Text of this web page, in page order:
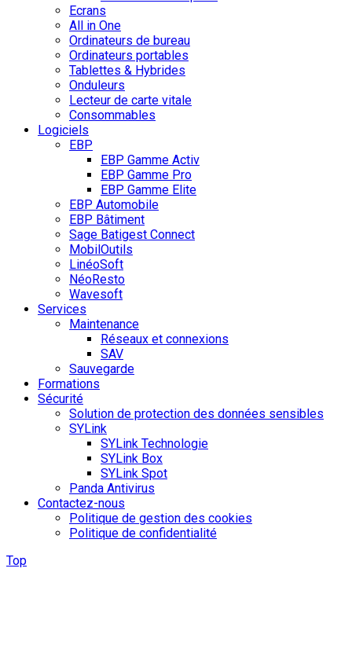
Ecrans
All in One
Ordinateurs de bureau
Ordinateurs portables
Tablettes & Hybrides
Onduleurs
Lecteur de carte vitale
Consommables
Logiciels
EBP
EBP Gamme Activ
EBP Gamme Pro
EBP Gamme Elite
EBP Automobile
EBP Bâtiment
Sage Batigest Connect
MobilOutils
LinéoSoft
NéoResto
Wavesoft
Services
Maintenance
Réseaux et connexions
SAV
Sauvegarde
Formations
Sécurité
Solution de protection des données sensibles
SYLink
SYLink Technologie
SYLink Box
SYLink Spot
Panda Antivirus
Contactez-nous
Politique de gestion des cookies
Politique de confidentialité
Top